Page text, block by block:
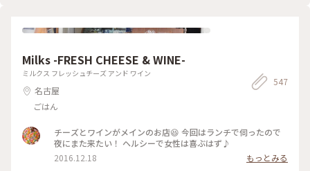
間製パン直営店のアヴァンセさん、行きたかったなあ🥰 #なご
ーニング #モーニング喫茶 #本間製パン #なごやめし
Milks -FRESH CHEESE & WINE-
ミルクス フレッシュチーズ アンド ワイン
名古屋
ごはん
547
チーズとワインがメインのお店😆 今回はランチで伺ったので
夜にまた来たい！ ヘルシーで女性は喜ぶはず♪
2016.12.18
もっとみる